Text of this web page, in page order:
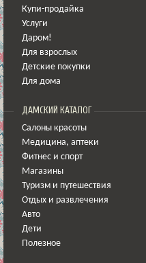
Купи-продайка
Услуги
Даром!
Для взрослых
Детские покупки
Для дома
ДАМСКИЙ КАТАЛОГ
Салоны красоты
Медицина, аптеки
Фитнес и спорт
Магазины
Туризм и путешествия
Отдых и развлечения
Авто
Дети
Полезное